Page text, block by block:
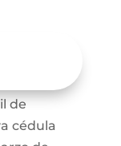
que
de
cédula